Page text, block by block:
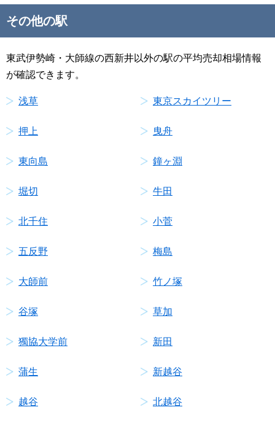
その他の駅
東武伊勢崎・大師線の西新井以外の駅の平均売却相場情報
が確認できます。
浅草 東京スカイツリー
押上 曳舟
東向島 鐘ヶ淵
堀切 牛田
北千住 小菅
五反野 梅島
大師前 竹ノ塚
谷塚 草加
獨協大学前 新田
蒲生 新越谷
越谷 北越谷